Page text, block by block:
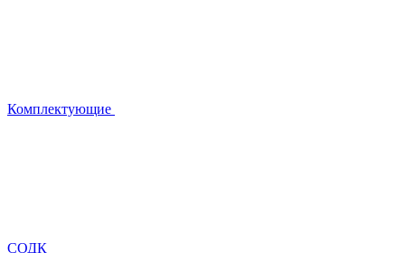
Комплектующие
СОДК